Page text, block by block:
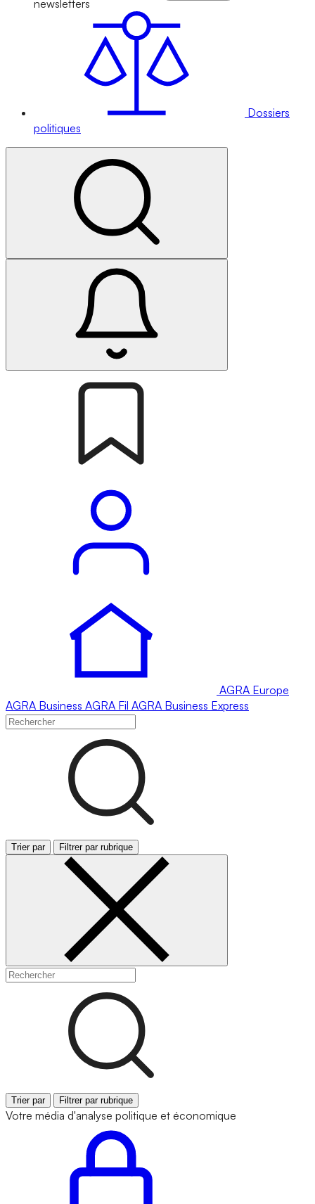
newsletters
Dossiers
politiques
AGRA Europe
AGRA Business AGRA Fil AGRA Business Express
Trier par Filtrer par rubrique
Trier par Filtrer par rubrique
Votre média d'analyse politique et économique